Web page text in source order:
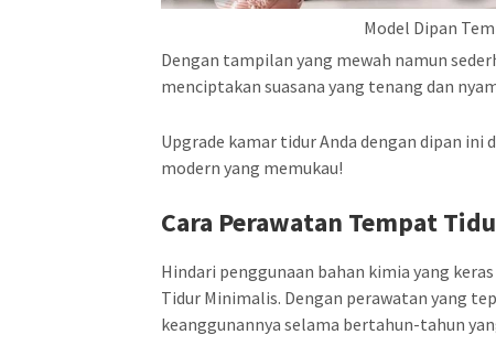
Model Dipan
Dengan tampilan yang mewah namun
menciptakan suasana yang tenang dan
Upgrade kamar tidur Anda dengan dipan
modern yang memukau!
Cara Perawatan Tempat
Hindari penggunaan bahan kimia yang
Tidur Minimalis. Dengan perawatan yang
keanggunannya selama bertahun-tahun